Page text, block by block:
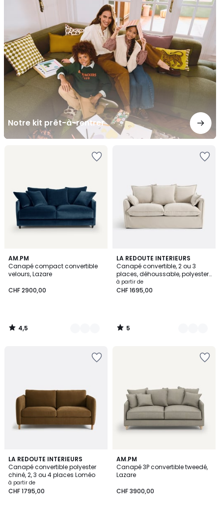
Notre kit prêt-à-rentrer
rentrer
AM.PM
Canapé compact convertible
velours, Lazare
CHF 2900,00
4,5
/ 5
16
Couleurs
4,5
/
LA REDOUTE INTERIEURS
Canapé convertible, 2 ou 3
places, déhoussable, polyester
chiné, ODNA
à partir de
CHF 1695,00
5
/
5
9
Couleurs
5
/
LA REDOUTE INTERIEURS
Canapé convertible polyester
chiné, 2, 3 ou 4 places Loméo
à partir de
CHF 1795,00
4
Couleurs
AM.PM
Canapé 3P convertible tweedé,
Lazare
CHF 3900,00
5
/
5
3
Couleurs